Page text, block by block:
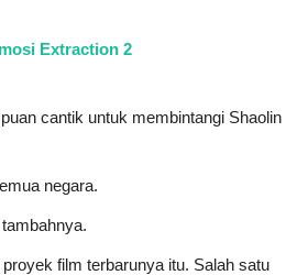
Extraction 2
cantik untuk membintangi Shaolin
negara.
film terbarunya itu. Salah satu